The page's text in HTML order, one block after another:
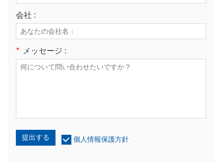
会社 :
* メッセージ :
提出する 個人情報保護方針